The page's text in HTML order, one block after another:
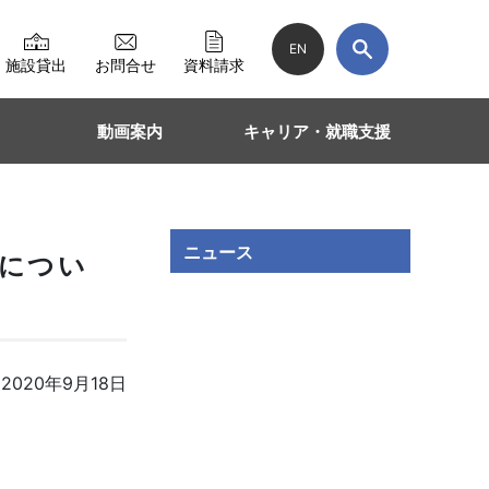
施設貸出 お問合せ 資料請求
EN
動画案内 キャリア・就職支援
つい
年9月18日
ニュース